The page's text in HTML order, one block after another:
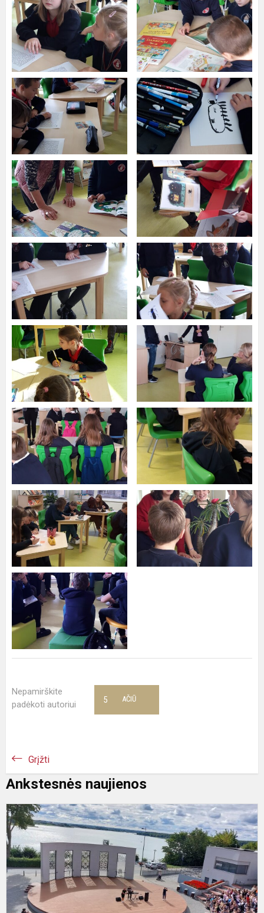
Nepamirškite
padėkoti autoriui
AČIŪ
5
Grįžti
Ankstesnės naujienos